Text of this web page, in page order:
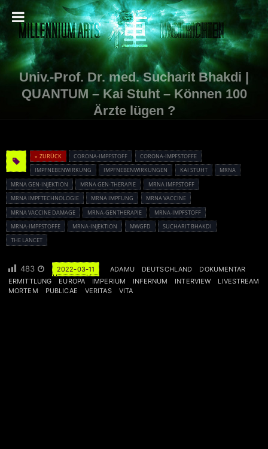
Univ.-Prof. Dr. med. Sucharit Bhakdi |
QUANTUM – Kai Stuht – Können 100
Ärzte lügen ?
« ZURÜCK CORONA-IMPFSTOFF
CORONA-IMPFSTOFFE
IMPFNEBENWIRKUNG
IMPFNEBENWIRKUNGEN KAI STUHT
MRNA
MRNA GEN-INJEKTION
MRNA GEN-THERAPIE
MRNA IMFPSTOFF
MRNA IMPFTECHNOLOGIE
MRNA IMPFUNG
MRNA VACCINE
MRNA VACCINE DAMAGE
MRNA-GENTHERAPIE
MRNA-IMPFSTOFF
MRNA-IMPFSTOFFE
MRNA-INJEKTION MWGFD
SUCHARIT BHAKDI
THE LANCET
483 2022-03-11 ADAMU DEUTSCHLAND
DOKUMENTAR
ERMITTLUNG
EUROPA IMPERIUM INFERNUM INTERVIEW
LIVESTREAM
MORTEM
PUBLICAE VERITAS VITA